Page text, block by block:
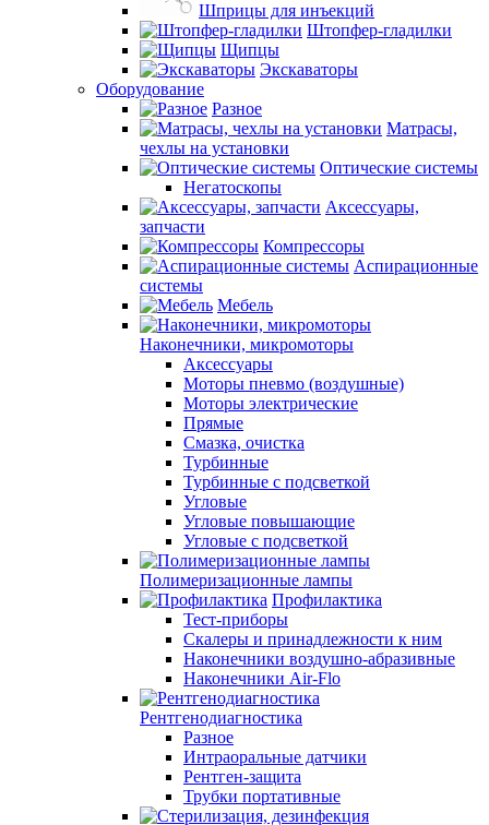
Шприцы для инъекций
Штопфер-гладилки
Щипцы
Экскаваторы
Оборудование
Разное
Матрасы,
чехлы на установки
Оптические системы
Негатоскопы
Аксессуары,
запчасти
Компрессоры
Аспирационные
системы
Мебель
Наконечники, микромоторы
Аксессуары
Моторы пневмо (воздушные)
Моторы электрические
Прямые
Смазка, очистка
Турбинные
Турбинные с подсветкой
Угловые
Угловые повышающие
Угловые с подсветкой
Полимеризационные лампы
Профилактика
Тест-приборы
Скалеры и принадлежности к ним
Наконечники воздушно-абразивные
Наконечники Air-Flo
Рентгенодиагностика
Разное
Интраоральные датчики
Рентген-защита
Трубки портативные